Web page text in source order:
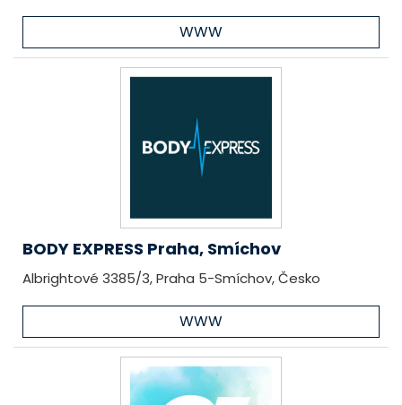
WWW
BODY EXPRESS Praha, Smíchov
Albrightové 3385/3, Praha 5-Smíchov, Česko
WWW